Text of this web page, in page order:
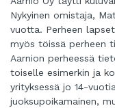
Nykyinen omistaja,
vuotta. Perheen
myös töissä perheen
Aarnion perheessä
toiselle esimerkin ja
yrityksessä jo 14-
juoksupoikamainen,